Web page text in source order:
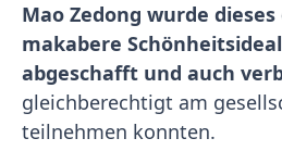
Mao Zedong wurde
makabere
abgeschafft und auch
gleichberechtigt am
teilnehmen konnten.